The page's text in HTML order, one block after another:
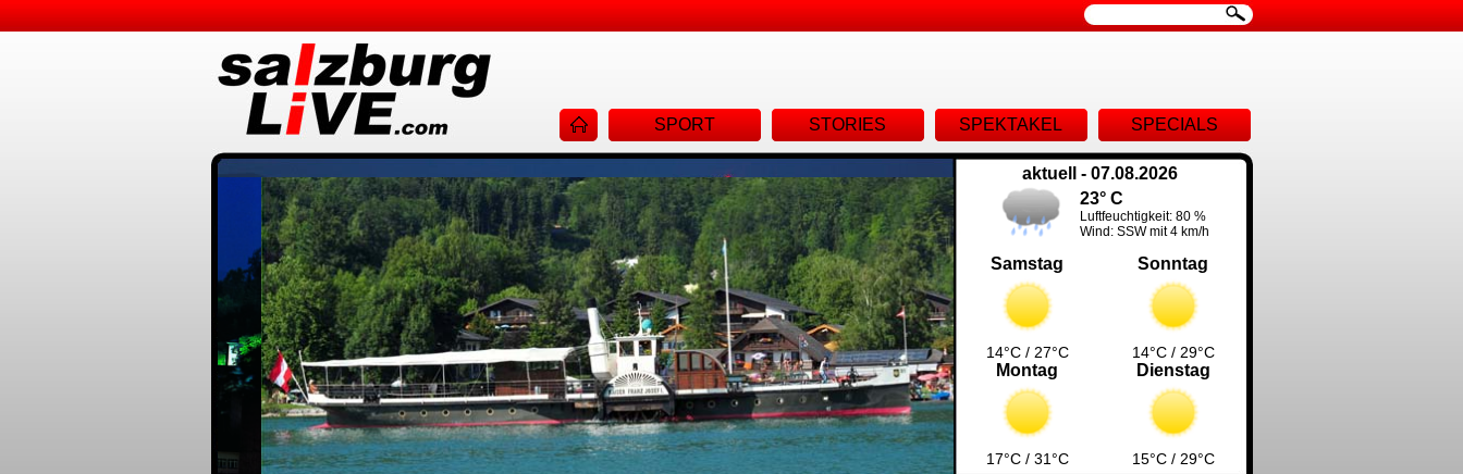
Navigation
überspringen
SPORT STORIES SPEKTAKEL SPECIALS
aktuell - 07.08.2026
23° C
Luftfeuchtigkeit: 80 %
Wind: SSW mit 4 km/h
Samstag
14°C / 27°C
Sonntag
14°C / 29°C
Montag
17°C / 31°C
Dienstag
15°C / 29°C